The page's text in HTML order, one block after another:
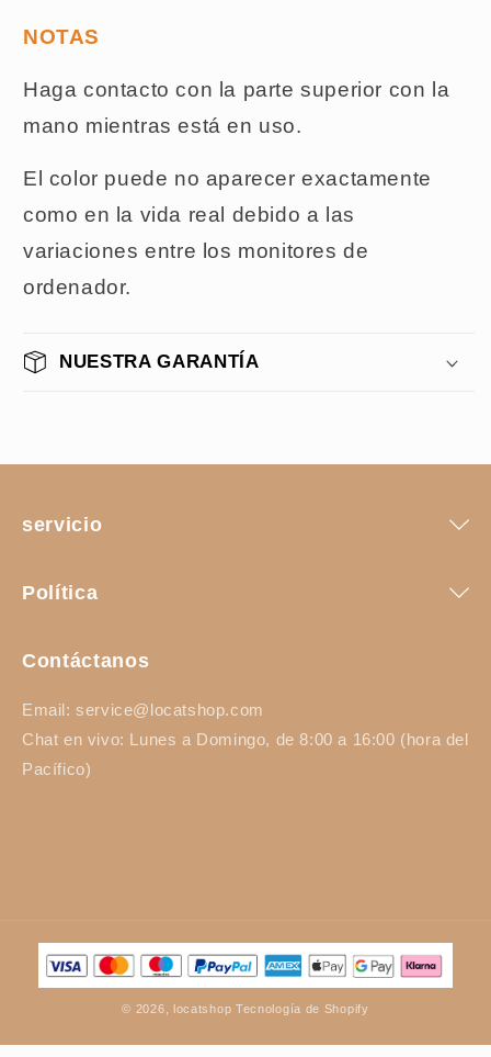
NOTAS
Haga contacto con la parte superior con la
mano mientras está en uso.
El color puede no aparecer exactamente
como en la vida real debido a las
variaciones entre los monitores de
ordenador.
NUESTRA GARANTÍA
servicio
Política
Contáctanos
Email: service@locatshop.com
Chat en vivo: Lunes a Domingo, de 8:00 a 16:00 (hora del
Pacífico)
Formas
de
© 2026, locatshop Tecnología de Shopify